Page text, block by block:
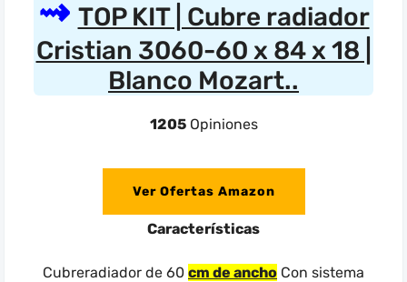
TOP KIT | Cubre radiador
Cristian 3060-60 x 84 x 18 |
Blanco Mozart..
1205Opiniones
Ver Ofertas Amazon
Características
Cubreradiador de 60 cm de ancho Con sistema